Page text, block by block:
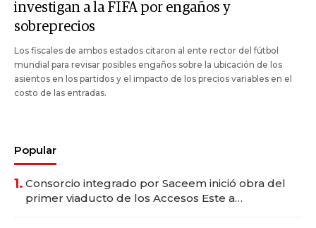
investigan a la FIFA por engaños y
sobreprecios
Los fiscales de ambos estados citaron al ente rector del fútbol
mundial para revisar posibles engaños sobre la ubicación de los
asientos en los partidos y el impacto de los precios variables en el
costo de las entradas.
Popular
1. Consorcio integrado por Saceem inició obra del
primer viaducto de los Accesos Este a